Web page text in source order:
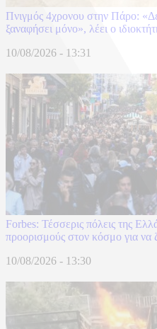
Πνιγμός 4χρονου στην Πάρο:
ξαναφήσει μόνο», λέει ο
10/08/2026 - 13:31
Forbes: Τέσσερις πόλεις της
προορισμούς στον κόσμο για να
10/08/2026 - 13:30